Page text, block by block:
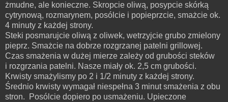
żmudne, ale konieczne. Skropcie oliwą, posypcie skórką
cytrynową, rozmarynem, posólcie i popieprzcie, smażcie ok.
4 minuty z każdej strony.
Steki posmarujcie oliwą z oliwek, wetrzyjcie grubo zmielony
pieprz. Smażcie na dobrze rozgrzanej patelni grillowej.
Czas smażenia w dużej mierze zależy od grubości steków
i rozgrzania patelni. Nasze miały ok. 2,5 cm grubości.
Krwisty smażylismy po 2 i 1/2 minuty z każdej strony.
Średnio krwisty wymagał niespełna 3 minut smażenia z obu
stron. Posólcie dopiero po usmażeniu. Upieczone